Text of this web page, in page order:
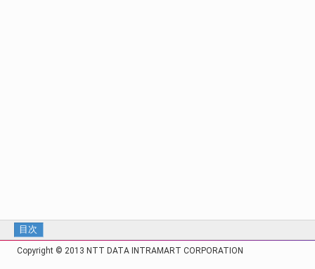
目次
Copyright © 2013 NTT DATA INTRAMART CORPORATION